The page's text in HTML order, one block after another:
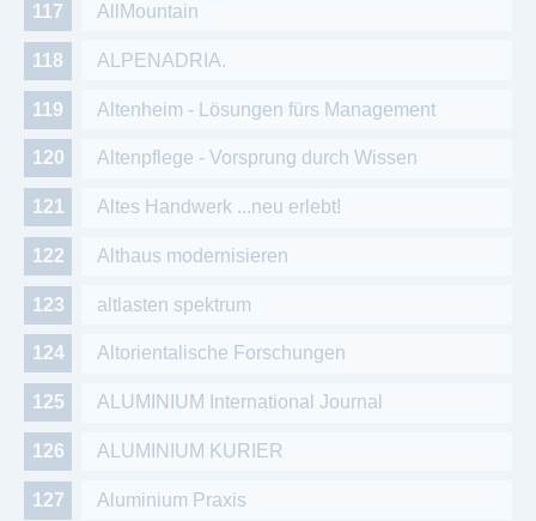
AllMountain
ALPENADRIA.
Altenheim - Lösungen fürs Management
Altenpflege - Vorsprung durch Wissen
Altes Handwerk ...neu erlebt!
Althaus modernisieren
altlasten spektrum
Altorientalische Forschungen
ALUMINIUM International Journal
ALUMINIUM KURIER
Aluminium Praxis